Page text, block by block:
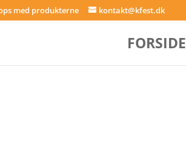
med produkterne kontakt@kfest.dk
FORSIDE